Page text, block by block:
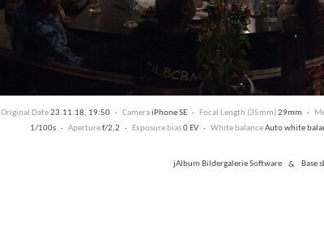
Original Date23.11.18, 19:50 · CameraiPhone SE · Focal Length (35mm)29mm ·
1/100s · Aperturef/2,2 · Exposure bias0 EV · White balanceAuto white
jAlbum Bildergalerie Software & Base